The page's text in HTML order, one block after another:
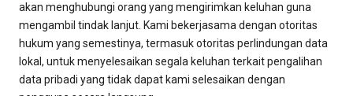
akan menghubungi orang yang mengirimkan keluhan guna
mengambil tindak lanjut. Kami bekerjasama dengan otoritas
hukum yang semestinya, termasuk otoritas perlindungan data
lokal, untuk menyelesaikan segala keluhan terkait pengalihan
data pribadi yang tidak dapat kami selesaikan dengan